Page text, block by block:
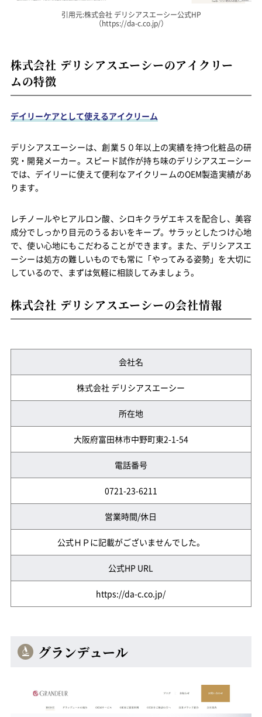
引用元:株式会社 デリシアスエーシー公式HP
（https://da-c.co.jp/）
株式会社 デリシアスエーシーのアイクリー
ムの特徴
デイリーケアとして使えるアイクリーム
デリシアスエーシーは、創業５０年以上の実績を持つ化粧品の研
究・開発メーカー。スピード試作が持ち味のデリシアスエーシー
では、デイリーに使えて便利なアイクリームのOEM製造実績があ
ります。
レチノールやヒアルロン酸、シロキクラゲエキスを配合し、美容
成分でしっかり目元のうるおいをキープ。サラッとしたつけ心地
で、使い心地にもこだわることができます。また、デリシアスエ
ーシーは処方の難しいものでも常に「やってみる姿勢」を大切に
しているので、まずは気軽に相談してみましょう。
株式会社 デリシアスエーシーの会社情報
会社名
株式会社 デリシアスエーシー
所在地
大阪府富田林市中野町東2-1-54
電話番号
0721-23-6211
営業時間/休日
公式ＨＰに記載がございませんでした。
公式HP URL
https://da-c.co.jp/
グランデュール